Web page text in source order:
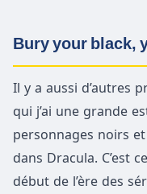
Bury your black,
Il y a aussi d’autres
qui j’ai une grande
personnages noirs
dans Dracula. C’est
début de l’ère des